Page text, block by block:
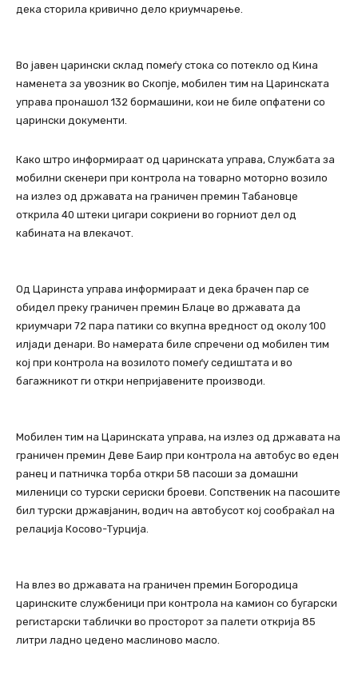
дека сторила кривично дело криумчарење.
Во јавен царински склад помеѓу стока со потекло од Кина
наменета за увозник во Скопје, мобилен тим на Царинската
управа пронашол 132 бормашини, кои не биле опфатени со
царински документи.
Како штро информираат од царинската управа, Службата за
мобилни скенери при контрола на товарно моторно возило
на излез од државата на граничен премин Табановце
открила 40 штеки цигари сокриени во горниот дел од
кабината на влекачот.
Од Царинста управа информираат и дека брачен пар се
обидел преку граничен премин Блаце во државата да
криумчари 72 пара патики со вкупна вредност од околу 100
илјади денари. Во намерата биле спречени од мобилен тим
кој при контрола на возилото помеѓу седиштата и во
багажникот ги откри непријавените производи.
Мобилен тим на Царинската управа, на излез од државата на
граничен премин Деве Баир при контрола на автобус во еден
ранец и патничка торба откри 58 пасоши за домашни
миленици со турски сериски броеви. Сопственик на пасошите
бил турски државјанин, водич на автобусот кој сообраќал на
релација Косово-Турција.
На влез во државата на граничен премин Богородица
царинските службеници при контрола на камион со бугарски
регистарски таблички во просторот за палети открија 85
литри ладно цедено маслиново масло.